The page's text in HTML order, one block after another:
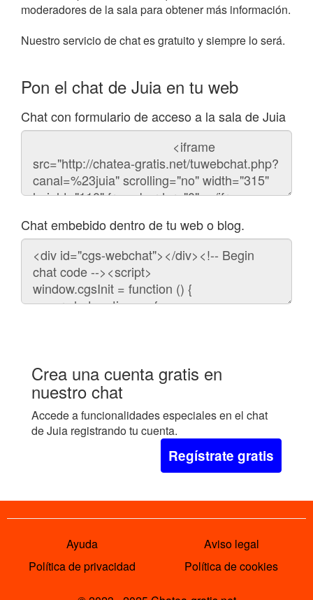
moderadores de la sala para obtener más información.
Nuestro servicio de chat es gratuito y siempre lo será.
Pon el chat de Juia en tu web
Chat con formulario de acceso a la sala de Juia
Código
chat
Chat embebido dentro de tu web o blog.
Código
para
embeber
chat
Crea una cuenta gratis en
nuestro chat
Accede a funcionalidades especiales en el chat
de Juia registrando tu cuenta.
Regístrate gratis
Ayuda
Aviso legal
Política de privacidad
Política de cookies